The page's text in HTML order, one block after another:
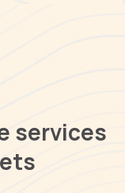
services